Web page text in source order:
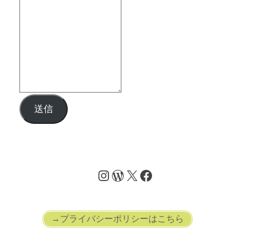
送信
→プライバシーポリシーはこちら